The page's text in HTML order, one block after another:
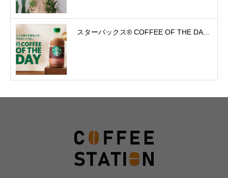
スターバックス® COFFEE OF THE DA...